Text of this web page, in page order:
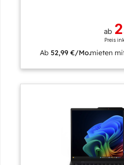
ab
Preis
Ab52,99 €/Mo.mieten